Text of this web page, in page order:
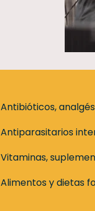
Antibióticos,
Antiparasitarios
Vitaminas,
Alimentos y dietas